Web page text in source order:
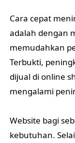
Cara cepat
adalah dengan
memudahkan
Terbukti,
dijual di online
mengalami
Website bagi
kebutuhan.